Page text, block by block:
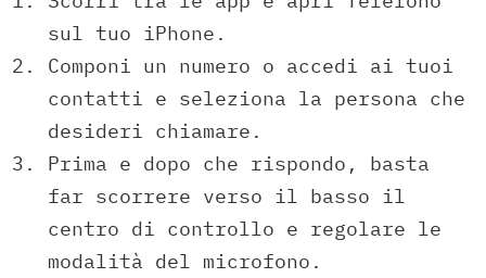
sul tuo iPhone.
Componi un numero o accedi ai tuoi
contatti e seleziona la persona che
desideri chiamare.
Prima e dopo che rispondo, basta
far scorrere verso il basso il
centro di controllo e regolare le
modalità del microfono.